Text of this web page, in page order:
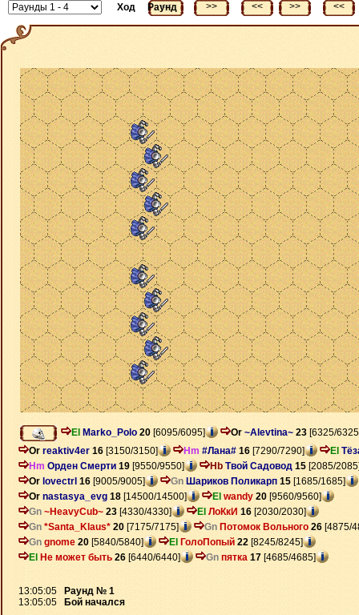
<< >> <<
Ход >> <<
Раунд
El Marko_Polo 20 [6095/6095] Or ~Alevtina~ 23 [6325/
Or reaktiv4er 16 [3150/3150] Hm #Лана# 16 [7290/7290] El
Hm Орден Смерти 19 [9550/9550] Hb Твой Садовод 15 [2085/
Or lovectrl 16 [9005/9005] Gn Шариков Поликарп 15 [1685/1685]
Or nastasya_evg 18 [14500/14500] El wandy 20 [9560/9560]
Gn ~HeavyCub~ 23 [4330/4330] El ЛоКкИ 16 [2030/2030]
Gn *Santa_Klaus* 20 [7175/7175] Gn Потомок Вольного 26 [4875/
Gn gnome 20 [5840/5840] El ГолоПопый 22 [8245/8245]
El Не может быть 26 [6440/6440] Gn пятка 17 [4685/4685]
13:05:05
Раунд № 1
13:05:05
Бой начался